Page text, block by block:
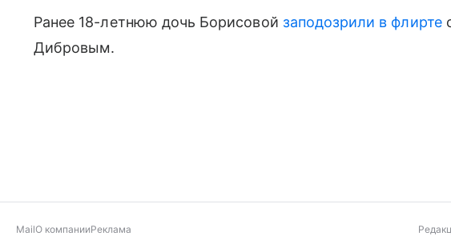
Ранее 18-летнюю дочь Борисовой заподозрили в флирте
Дибровым.
MailО компанииРеклама